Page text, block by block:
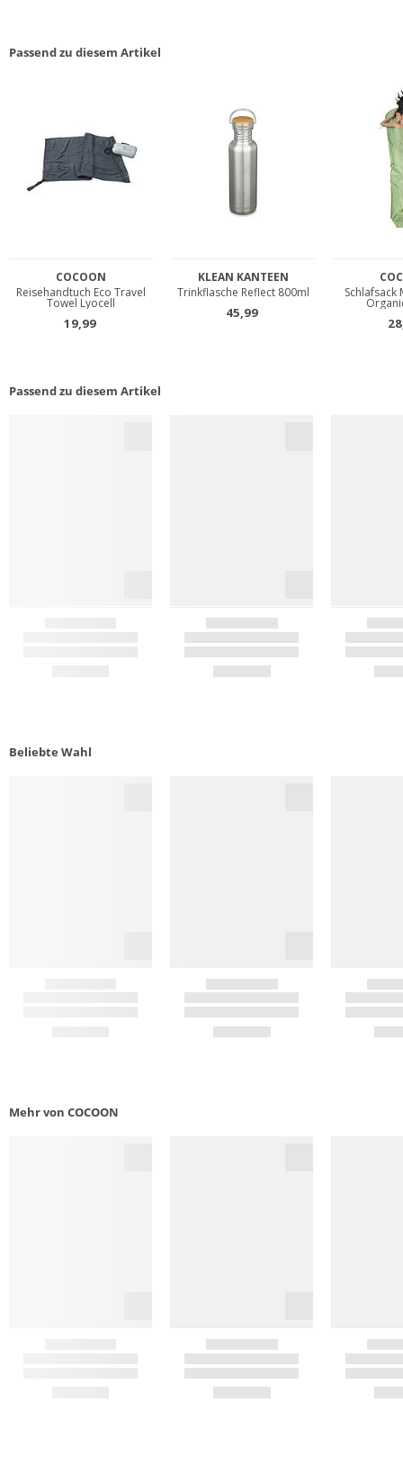
Passend zu diesem Artikel
Passend zu diesem Artikel
Beliebte Wahl
Mehr von COCOON